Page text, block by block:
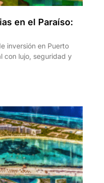
en el Paraíso:
inversión en Puerto
con lujo, seguridad y